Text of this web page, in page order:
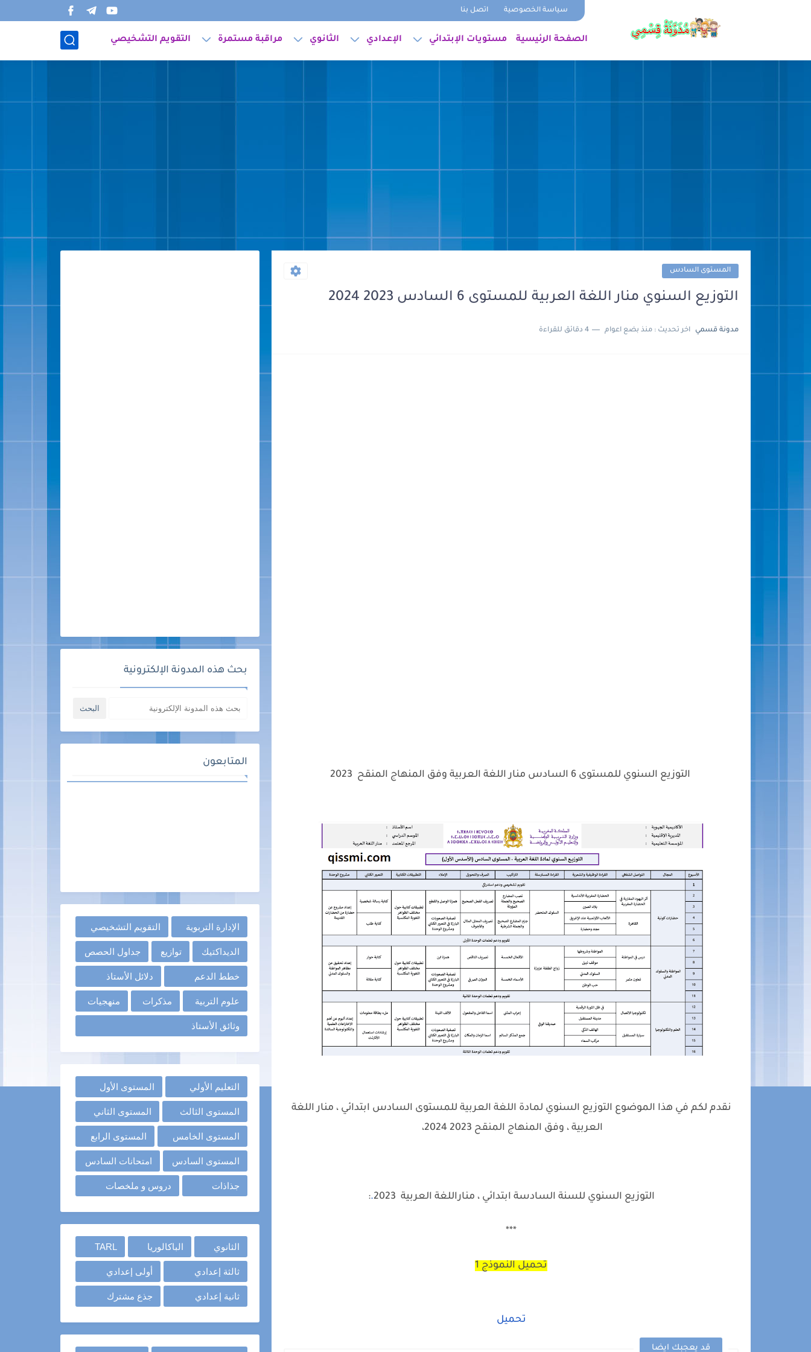
سياسة الخصوصية اتصل بنا
الصفحة الرئيسية مستويات الإبتدائي الإعدادي الثانوي مراقبة مستمرة التقويم التشخيصي
المستوى السادس
التوزيع السنوي منار اللغة العربية للمستوى 6 السادس 2023 2024
مدونة قسمي اخر تحديث : منذ بضع اعوام 4 دقائق للقراءة
التوزيع السنوي للمستوى 6 السادس منار اللغة العربية وفق المنهاج المنقح 2023
نقدم لكم في هذا الموضوع التوزيع السنوي لمادة اللغة العربية للمستوى السادس ابتدائي ، منار اللغة
العربية ، وفق المنهاج المنقح 2023 2024
،
التوزيع السنوي للسنة السادسة ابتدائي ، مناراللغة العربية 2023 .
:
***
تحميل النموذج 1
تحميل
قد يعجبك ايضا
بحث هذه المدونة الإلكترونية
المتابعون
الإدارة التربوية التقويم التشخيصي
الديداكتيك توازيع جداول الحصص
خطط الدعم دلائل الأستاذ
علوم التربية مذكرات منهجيات
وثائق الأستاذ
التعليم الأولي المستوى الأول
المستوى الثالث المستوى الثاني
المستوى الخامس المستوى الرابع
المستوى السادس امتحانات السادس
جذاذات دروس و ملخصات
الثانوي الباكالوريا TARL
ثالثة إعدادي أولى إعدادي
ثانية إعدادي جذع مشترك